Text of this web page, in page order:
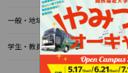
一般・地域の方へ
学生・教員の活動